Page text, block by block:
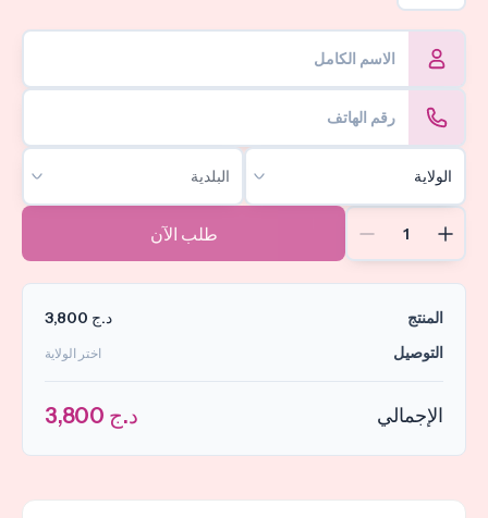
طلب الآن
المنتج
د.ج 3,800
التوصيل
اختر الولاية
الإجمالي د.ج 3,800